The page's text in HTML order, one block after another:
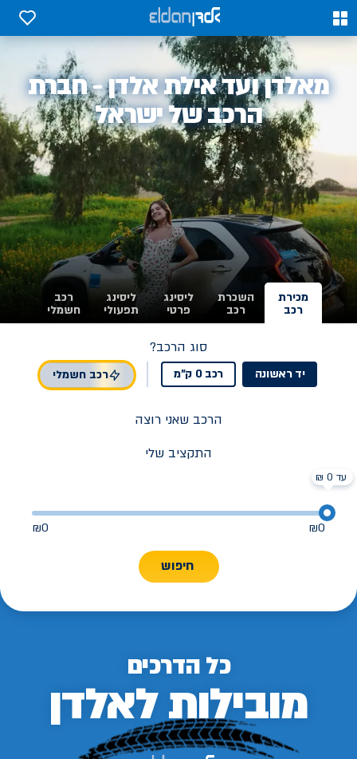
0
0
אלדן
מאלדן ועד אילת אלדן - חברת
הרכב של ישראל
מכירת
רכב
השכרת
רכב
ליסינג
פרטי
ליסינג
תפעולי
רכב
חשמלי
סוג הרכב?
יד ראשונה רכב 0 ק"מ רכב חשמלי
הרכב שאני רוצה
התקציב שלי
₪0
₪0
חיפוש
כל הדרכים
מובילות לאלדן
עד 0 ₪